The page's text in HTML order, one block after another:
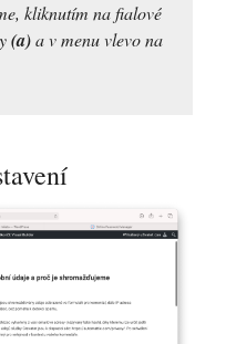
kliknutím na fialové
(a)a v menu vlevo na